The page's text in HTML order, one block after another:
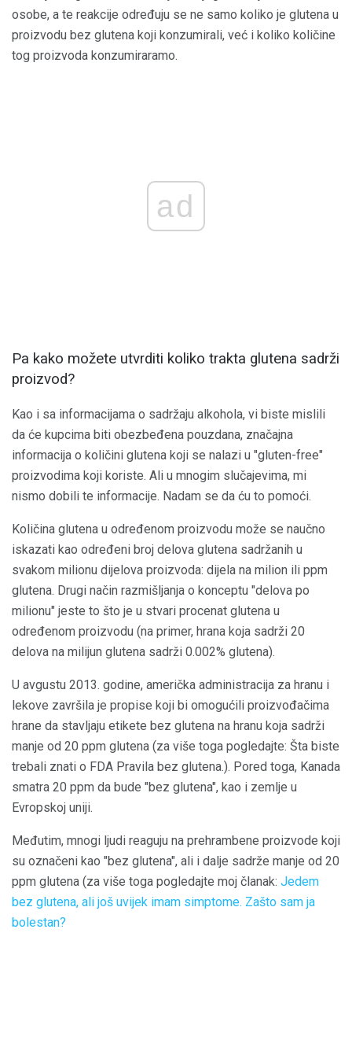
osobe, a te reakcije određuju se ne samo koliko je glutena u
proizvodu bez glutena koji konzumirali, već i koliko količine
tog proizvoda konzumiraramo.
ad
Pa kako možete utvrditi koliko trakta glutena sadrži
proizvod?
Kao i sa informacijama o sadržaju alkohola, vi biste mislili
da će kupcima biti obezbeđena pouzdana, značajna
informacija o količini glutena koji se nalazi u "gluten-free"
proizvodima koji koriste. Ali u mnogim slučajevima, mi
nismo dobili te informacije. Nadam se da ću to pomoći.
Količina glutena u određenom proizvodu može se naučno
iskazati kao određeni broj delova glutena sadržanih u
svakom milionu dijelova proizvoda: dijela na milion ili ppm
glutena. Drugi način razmišljanja o konceptu "delova po
milionu" jeste to što je u stvari procenat glutena u
određenom proizvodu (na primer, hrana koja sadrži 20
delova na milijun glutena sadrži 0.002% glutena).
U avgustu 2013. godine, američka administracija za hranu i
lekove završila je propise koji bi omogućili proizvođačima
hrane da stavljaju etikete bez glutena na hranu koja sadrži
manje od 20 ppm glutena (za više toga pogledajte: Šta biste
trebali znati o FDA Pravila bez glutena.). Pored toga, Kanada
smatra 20 ppm da bude "bez glutena", kao i zemlje u
Evropskoj uniji.
Međutim, mnogi ljudi reaguju na prehrambene proizvode koji
su označeni kao "bez glutena", ali i dalje sadrže manje od 20
ppm glutena (za više toga pogledajte moj članak: Jedem
bez glutena, ali još uvijek imam simptome. Zašto sam ja
bolestan?